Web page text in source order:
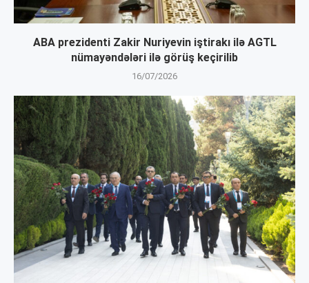
ABA prezidenti Zakir Nuriyevin iştirakı ilə AGTL
nümayəndələri ilə görüş keçirilib
16/07/2026